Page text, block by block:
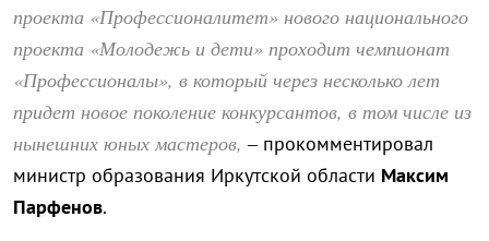
проекта «Профессионалитет» нового национального
проекта «Молодежь и дети» проходит чемпионат
«Профессионалы», в который через несколько лет
придет новое поколение конкурсантов, в том числе из
нынешних юных мастеров, – прокомментировал
министр образования Иркутской области Максим
Парфенов.